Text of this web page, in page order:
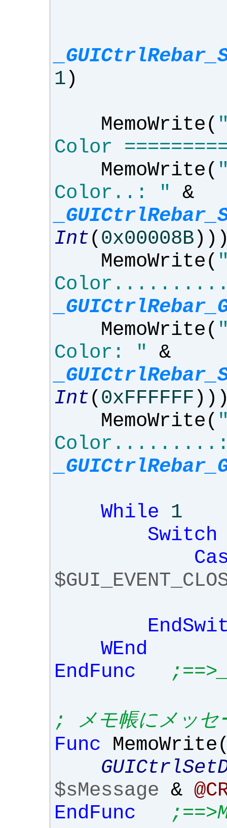
1)
MemoWrite(
Color
MemoWrite(
Color..: "
&
Int( 0x00008B
MemoWrite(
MemoWrite(
Color: "
&
Int( 0xFFFFFF
MemoWrite(
While 1
Switch
WEnd
EndFunc
; メモ帳にメッセ
Func MemoWrite
$sMessage &
EndFunc